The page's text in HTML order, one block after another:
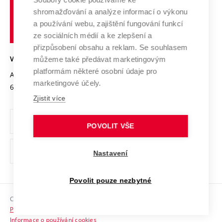
Výzkumné infrastruktury
Transfer znalostí
Open Science
Projekty
Projekty ze strukturálních fondů
Specifický výzkum
Služby univerzity
Mezinárodní dohody
Univerzitní sítě
Udržitelná univerzita
Podnikavá univerzita / ContriBUTe
Bezpečná univerzita
Vyznamenání
Organizační struktura
Ochrana osobních údajů
odkaz)
Sociální bezpečí
HR Award
učení
technické
VYSOKÉ UČENÍ TECHNICKÉ V BRNĚ
Antonínská 548/1
602 00 Brno
www.vut.cz
vut@vutbr.cz
Copyright © 2026 VUT
Prohlášení o přístupnosti
Informace o používání cookies
shromažďování a analýze informací o výkonu
a používání webu, zajištění fungování funkcí
ze sociálních médií a ke zlepšení a
přizpůsobení obsahu a reklam. Se souhlasem
můžeme také předávat marketingovým
platformám některé osobní údaje pro
marketingové účely.
Zjistit více
POVOLIT VŠE
Nastavení
Povolit pouze nezbytné